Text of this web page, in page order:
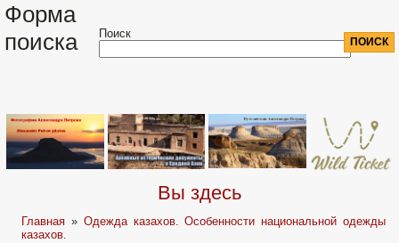
Форма
поиска
Поиск
Вы здесь
Главная » Одежда казахов. Особенности национальной одежды
казахов.